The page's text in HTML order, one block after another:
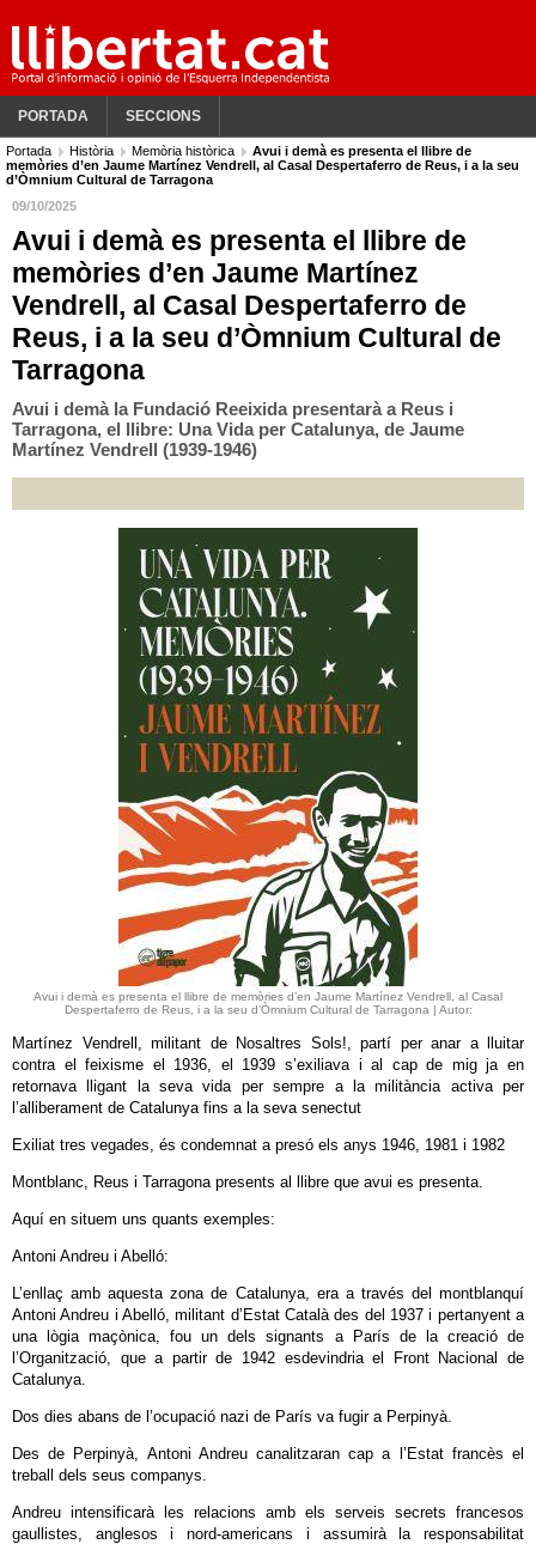
PORTADA SECCIONS
Portada Història Memòria històrica
Avui i demà es presenta el llibre de
memòries d’en Jaume Martínez Vendrell, al Casal Despertaferro de Reus, i a la seu
d’Òmnium Cultural de Tarragona
09/10/2025
Avui i demà es presenta el llibre de
memòries d’en Jaume Martínez
Vendrell, al Casal Despertaferro de
Reus, i a la seu d’Òmnium Cultural de
Tarragona
Avui i demà la Fundació Reeixida presentarà a Reus i
Tarragona, el llibre: Una Vida per Catalunya, de Jaume
Martínez Vendrell (1939-1946)
Avui i demà es presenta el llibre de memòries d’en Jaume Martínez Vendrell, al Casal
Despertaferro de Reus, i a la seu d’Òmnium Cultural de Tarragona | Autor:
Martínez Vendrell, militant de Nosaltres Sols!, partí per anar a lluitar
contra el feixisme el 1936, el 1939 s’exiliava i al cap de mig ja en
retornava lligant la seva vida per sempre a la militància activa per
l’alliberament de Catalunya fins a la seva senectut
Exiliat tres vegades, és condemnat a presó els anys 1946, 1981 i 1982
Montblanc, Reus i Tarragona presents al llibre que avui es presenta.
Aquí en situem uns quants exemples:
Antoni Andreu i Abelló:
L’enllaç amb aquesta zona de Catalunya, era a través del montblanquí
Antoni Andreu i Abelló, militant d’Estat Català des del 1937 i pertanyent a
una lògia maçònica, fou un dels signants a París de la creació de
l’Organització, que a partir de 1942 esdevindria el Front Nacional de
Catalunya.
Dos dies abans de l’ocupació nazi de París va fugir a Perpinyà.
Des de Perpinyà, Antoni Andreu canalitzaran cap a l’Estat francès el
treball dels seus companys.
Andreu intensificarà les relacions amb els serveis secrets francesos
gaullistes, anglesos i nord-americans i assumirà la responsabilitat